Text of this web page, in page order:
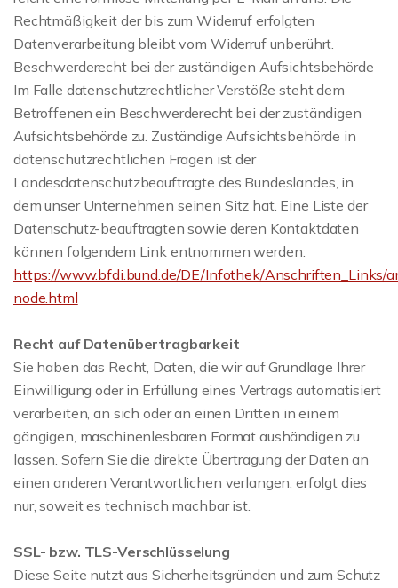
Rechtmäßigkeit der bis zum Widerruf erfolgten
Datenverarbeitung bleibt vom Widerruf unberührt.
Beschwerderecht bei der zuständigen Aufsichtsbehörde
Im Falle datenschutzrechtlicher Verstöße steht dem
Betroffenen ein Beschwerderecht bei der zuständigen
Aufsichtsbehörde zu. Zuständige Aufsichtsbehörde in
datenschutzrechtlichen Fragen ist der
Landesdatenschutzbeauftragte des Bundeslandes, in
dem unser Unternehmen seinen Sitz hat. Eine Liste der
Datenschutz-beauftragten sowie deren Kontaktdaten
können folgendem Link entnommen werden:
https://www.bfdi.bund.de/DE/Infothek/Anschriften_Links/
node.html
Recht auf Datenübertragbarkeit
Sie haben das Recht, Daten, die wir auf Grundlage Ihrer
Einwilligung oder in Erfüllung eines Vertrags automatisiert
verarbeiten, an sich oder an einen Dritten in einem
gängigen, maschinenlesbaren Format aushändigen zu
lassen. Sofern Sie die direkte Übertragung der Daten an
einen anderen Verantwortlichen verlangen, erfolgt dies
nur, soweit es technisch machbar ist.
SSL- bzw. TLS-Verschlüsselung
Diese Seite nutzt aus Sicherheitsgründen und zum Schutz